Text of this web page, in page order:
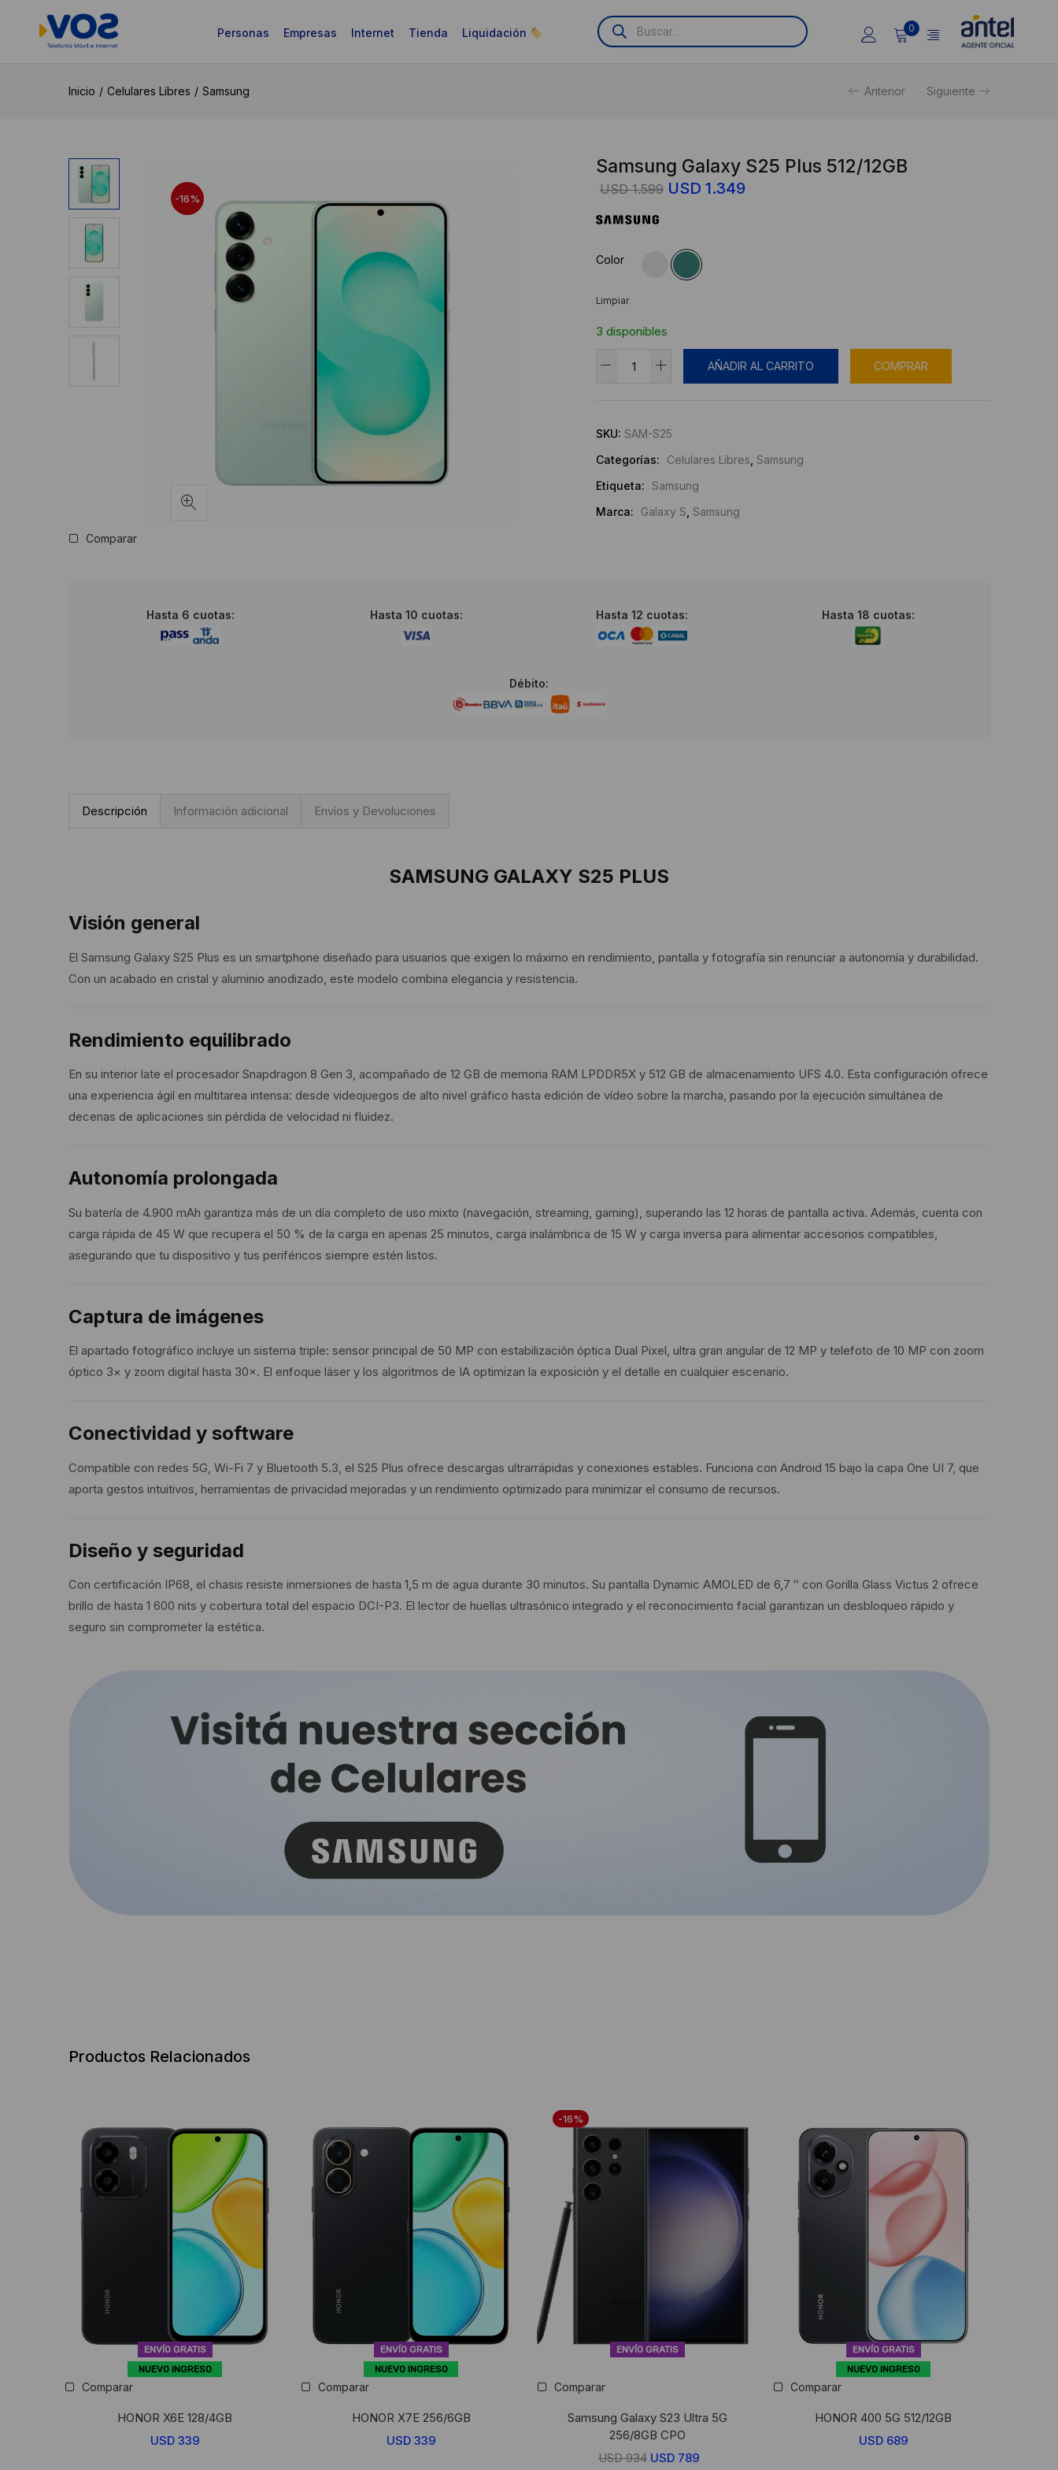
Personas Empresas Internet Tienda Liquidación
Búsqueda
de
productos
0
Inicio Celulares Libres Samsung Anterior Siguiente
USD
-16%
Comparar
Samsung Galaxy S25 Plus 512/12GB
USD1.599 El
era:
USD
USD 1.349
Color
Limpiar
3 disponibles
512/12GB
cantidad
AÑADIR AL CARRITO COMPRAR
SKU: SAM-S25
Categorías:
Celulares Libres Samsung
Etiqueta: Samsung
Marca:
Galaxy S Samsung
Hasta 6 cuotas: Hasta 10 cuotas: Hasta 12 cuotas: Hasta 18 cuotas:
Débito:
Descripción Información adicional Envíos y Devoluciones
SAMSUNG GALAXY S25 PLUS
Visión general
El Samsung Galaxy S25 Plus es un smartphone diseñado para usuarios que exigen lo máximo en rendimiento, pantalla y fotografía sin renunciar a autonomía y durabilidad.
Con un acabado en cristal y aluminio anodizado, este modelo combina elegancia y resistencia.
Rendimiento equilibrado
En su interior late el procesador Snapdragon 8 Gen 3, acompañado de 12 GB de memoria RAM LPDDR5X y 512 GB de almacenamiento UFS 4.0. Esta configuración ofrece
una experiencia ágil en multitarea intensa: desde videojuegos de alto nivel gráfico hasta edición de vídeo sobre la marcha, pasando por la ejecución simultánea de
decenas de aplicaciones sin pérdida de velocidad ni fluidez.
Autonomía prolongada
Su batería de 4.900 mAh garantiza más de un día completo de uso mixto (navegación, streaming, gaming), superando las 12 horas de pantalla activa. Además, cuenta con
carga rápida de 45 W que recupera el 50 % de la carga en apenas 25 minutos, carga inalámbrica de 15 W y carga inversa para alimentar accesorios compatibles,
asegurando que tu dispositivo y tus periféricos siempre estén listos.
Captura de imágenes
El apartado fotográfico incluye un sistema triple: sensor principal de 50 MP con estabilización óptica Dual Pixel, ultra gran angular de 12 MP y telefoto de 10 MP con zoom
óptico 3× y zoom digital hasta 30×. El enfoque láser y los algoritmos de IA optimizan la exposición y el detalle en cualquier escenario.
Conectividad y software
Compatible con redes 5G, Wi-Fi 7 y Bluetooth 5.3, el S25 Plus ofrece descargas ultrarrápidas y conexiones estables. Funciona con Android 15 bajo la capa One UI 7, que
aporta gestos intuitivos, herramientas de privacidad mejoradas y un rendimiento optimizado para minimizar el consumo de recursos.
Diseño y seguridad
Con certificación IP68, el chasis resiste inmersiones de hasta 1,5 m de agua durante 30 minutos. Su pantalla Dynamic AMOLED de 6,7 ″ con Gorilla Glass Victus 2 ofrece
brillo de hasta 1 600 nits y cobertura total del espacio DCI-P3. El lector de huellas ultrasónico integrado y el reconocimiento facial garantizan un desbloqueo rápido y
seguro sin comprometer la estética.
Productos Relacionados
NUEVO INGRESO
ENVÍO GRATIS
Comparar
HONOR X6E 128/4GB
USD 339
NUEVO INGRESO
ENVÍO GRATIS
Comparar
HONOR X7E 256/6GB
USD 339
-16%
ENVÍO GRATIS
Comparar
Samsung Galaxy S23 Ultra 5G
256/8GB CPO
USD934 El
USD 789
NUEVO INGRESO
ENVÍO GRATIS
Comparar
HONOR 400 5G 512/12GB
USD 689